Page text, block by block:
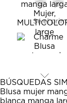
para
calificar
el
artículo
estrella
Esta
acción
para
el
Esta
Sé el
BÚSQUEDAS
Blusa mujer
blanca manga